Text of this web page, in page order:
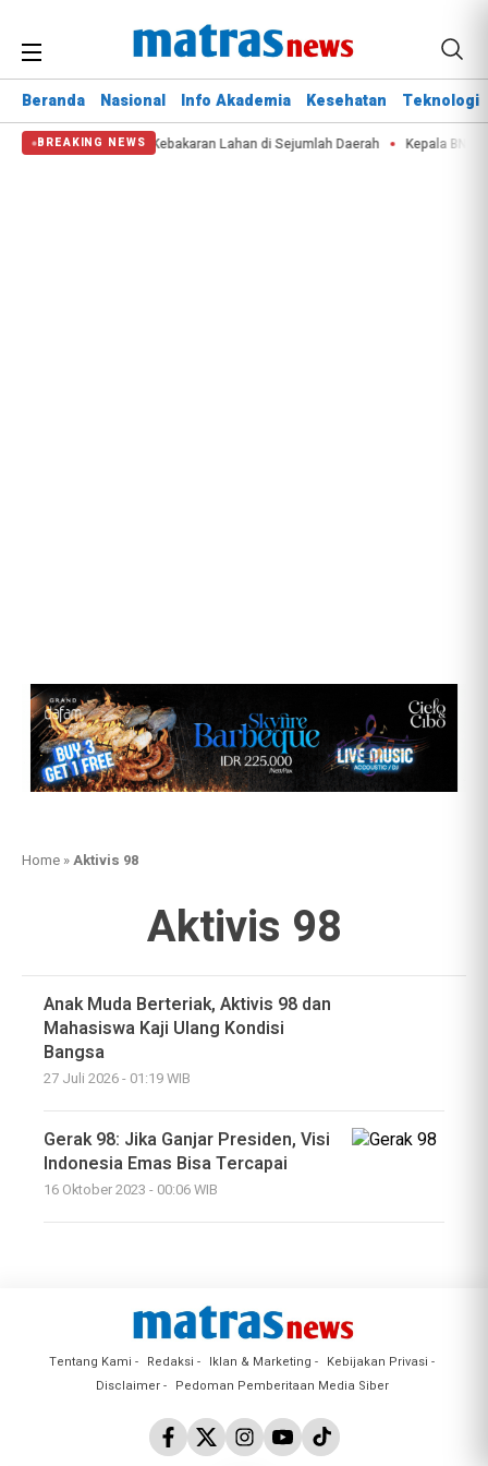
Beranda Nasional Info Akademia Kesehatan Teknologi
BREAKING NEWS
Krisis Air dan Kebakaran Lahan di Sejumlah Daerah Kepala BNPB:
Home »Aktivis 98
Aktivis 98
Anak Muda Berteriak, Aktivis 98 dan
Mahasiswa Kaji Ulang Kondisi
Bangsa
27 Juli 2026 - 01:19 WIB
Gerak 98: Jika Ganjar Presiden, Visi
Indonesia Emas Bisa Tercapai
16 Oktober 2023 - 00:06 WIB
Tentang Kami Redaksi Iklan & Marketing
Kebijakan Privasi
Disclaimer
Pedoman Pemberitaan Media Siber